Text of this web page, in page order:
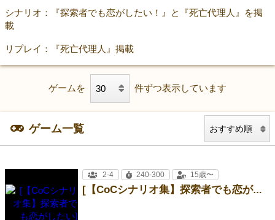
シナリオ：『探索者でも恋がしたい！』と『死亡代理人』を掲
載
リプレイ：『死亡代理人』掲載
ゲームを 件ずつ表示しています
ゲーム一覧
[【CoCシナリオ集】探索者でも恋がしたい]
2-4 240-300 15歳〜